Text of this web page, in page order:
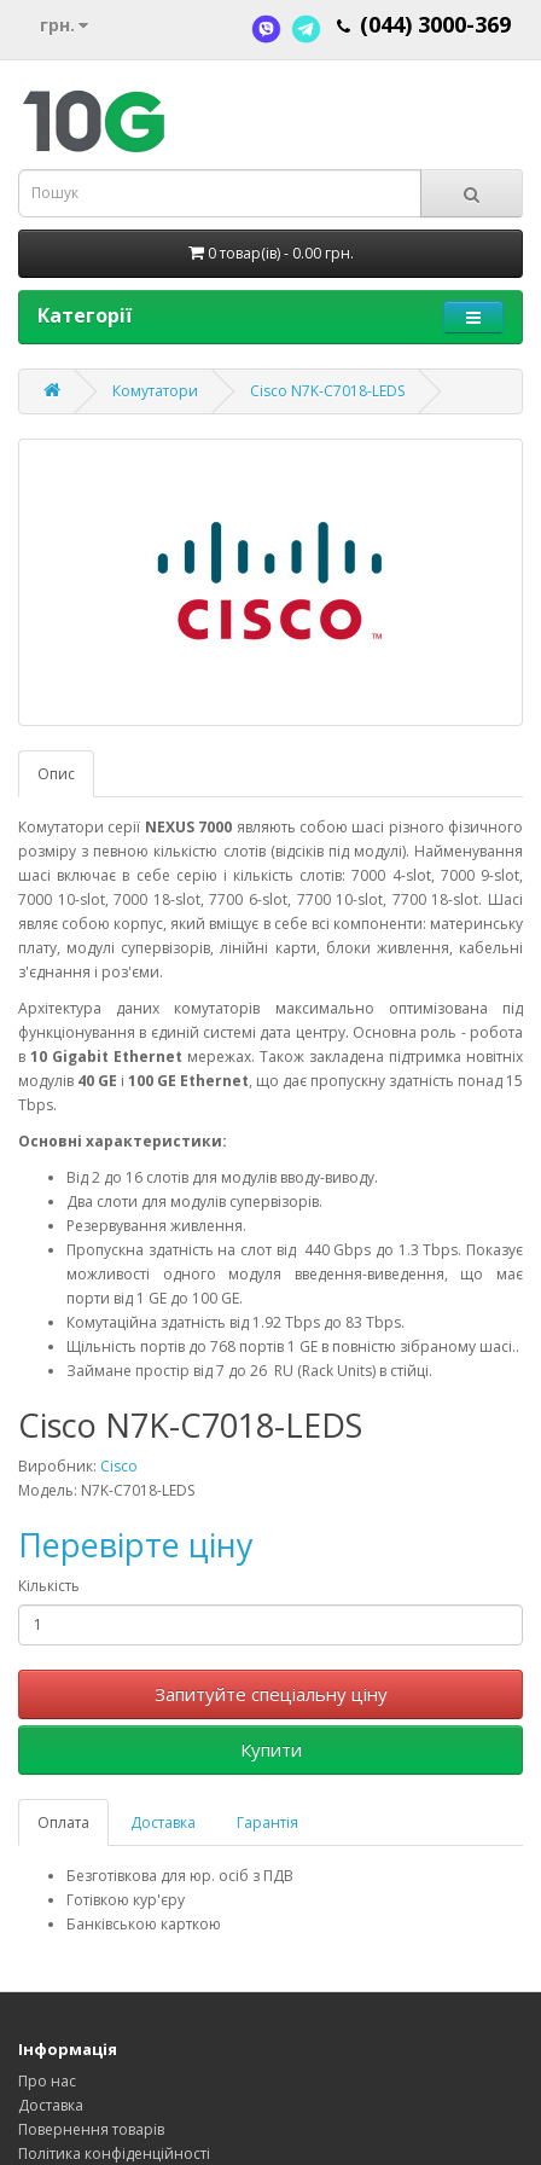
грн. (044) 3000-369
0 товар(ів) - 0.00 грн.
Категорії
Комутатори Cisco N7K-C7018-LEDS
Опис
Комутатори серії NEXUS 7000 являють собою шасі різного фізичного
розміру з певною кількістю слотів (відсіків під модулі). Найменування
шасі включає в себе серію і кількість слотів: 7000 4-slot, 7000 9-slot,
7000 10-slot, 7000 18-slot, 7700 6-slot, 7700 10-slot, 7700 18-slot. Шасі
являє собою корпус, який вміщує в себе всі компоненти: материнську
плату, модулі супервізорів, лінійні карти, блоки живлення, кабельні
з'єднання і роз'єми.
Архітектура даних комутаторів максимально оптимізована під
функціонування в єдиній системі дата центру. Основна роль - робота
в 10 Gigabit Ethernet мережах. Також закладена підтримка новітніх
модулів 40 GE і 100 GE Ethernet, що дає пропускну здатність понад 15
Tbps.
Основні характеристики:
Від 2 до 16 слотів для модулів вводу-виводу.
Два слоти для модулів супервізорів.
Резервування живлення.
Пропускна здатність на слот від 440 Gbps до 1.3 Tbps. Показує
можливості одного модуля введення-виведення, що має
порти від 1 GE до 100 GE.
Комутаційна здатність від 1.92 Tbps до 83 Tbps.
Щільність портів до 768 портів 1 GE в повністю зібраному шасі..
Займане простір від 7 до 26 RU (Rack Units) в стійці.
Cisco N7K-C7018-LEDS
Виробник: Cisco
Модель: N7K-C7018-LEDS
Перевірте ціну
Кількість
Запитуйте спеціальну ціну
Купити
Оплата Доставка Гарантія
Безготівкова для юр. осіб з ПДВ
Готівкою кур'єру
Банківською карткою
Інформація
Про нас
Доставка
Повернення товарів
Політика конфіденційності